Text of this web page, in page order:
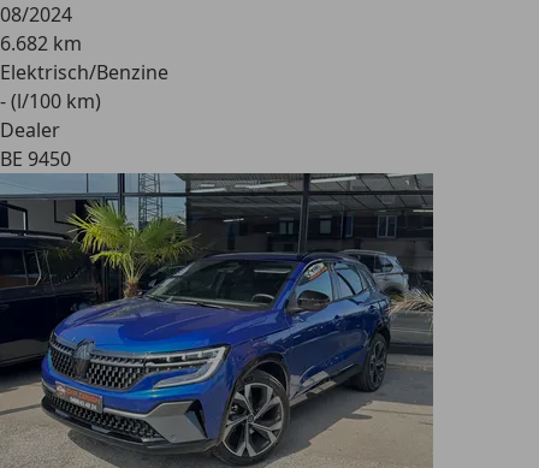
08/2024
6.682 km
Elektrisch/Benzine
- (l/100 km)
Dealer
BE 9450